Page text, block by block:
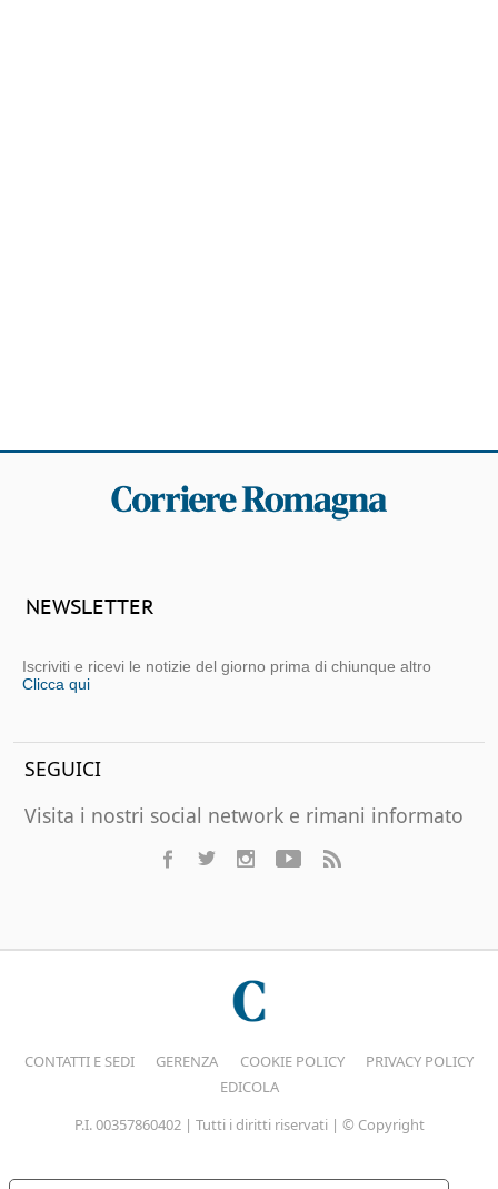
NEWSLETTER
Iscriviti e ricevi le notizie del giorno prima di chiunque altro
Clicca qui
SEGUICI
Visita i nostri social network e rimani informato
CONTATTI E SEDI GERENZA COOKIE POLICY
PRIVACY POLICY
EDICOLA
P.I. 00357860402 | Tutti i diritti riservati | © Copyright